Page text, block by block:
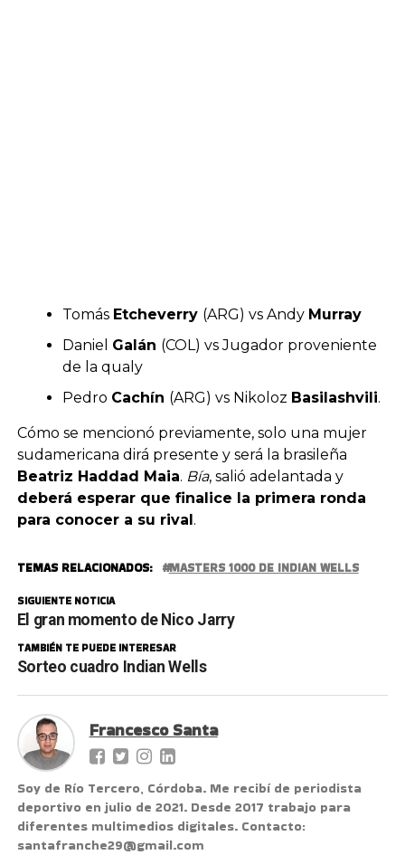
Tomás Etcheverry (ARG) vs Andy Murray
Daniel Galán (COL) vs Jugador proveniente
de la qualy
Pedro Cachín (ARG) vs Nikoloz Basilashvili.
Cómo se mencionó previamente, solo una mujer
sudamericana dirá presente y será la brasileña
Beatriz Haddad Maia. Bía, salió adelantada y
deberá esperar que finalice la primera ronda
para conocer a su rival.
TEMAS RELACIONADOS: MASTERS 1000 DE INDIAN WELLS
SIGUIENTE NOTICIA
El gran momento de Nico Jarry
TAMBIÉN TE PUEDE INTERESAR
Sorteo cuadro Indian Wells
Francesco Santa
Soy de Río Tercero, Córdoba. Me recibí de periodista
deportivo en julio de 2021. Desde 2017 trabajo para
diferentes multimedios digitales. Contacto:
santafranche29@gmail.com